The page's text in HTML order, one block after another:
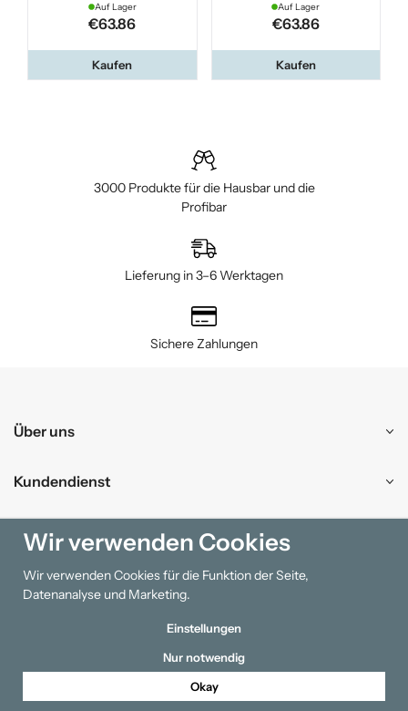
Auf Lager
€63.86
Kaufen
Auf Lager
€63.86
Kaufen
3000 Produkte für die Hausbar und die
Profibar
Lieferung in 3–6 Werktagen
Sichere Zahlungen
Über uns
Kundendienst
Einkaufen
Information
Wir verwenden Cookies
Wir verwenden Cookies für die Funktion der Seite,
Datenanalyse und Marketing.
Einstellungen
Nur notwendig
Okay